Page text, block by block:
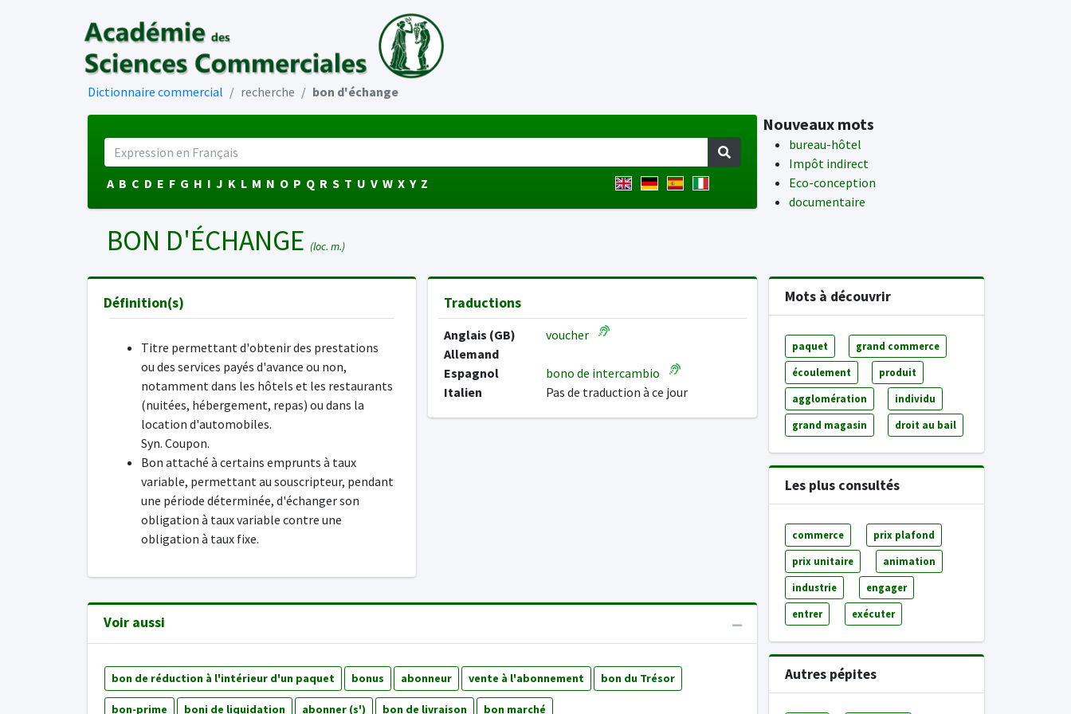
Dictionnaire commercial recherche bon d'échange
A B C D E F G H I J K L M N O P Q R S T U V W X Y Z
Nouveaux mots
bureau-hôtel
Impôt indirect
Eco-conception
documentaire
BON D'ÉCHANGE (loc. m.)
Définition(s)
Titre permettant d'obtenir des prestations
ou des services payés d'avance ou non,
notamment dans les hôtels et les restaurants
(nuitées, hébergement, repas) ou dans la
location d'automobiles.
Syn. Coupon.
Bon attaché à certains emprunts à taux
variable, permettant au souscripteur, pendant
une période déterminée, d'échanger son
obligation à taux variable contre une
obligation à taux fixe.
Traductions
Anglais (GB)
voucher
Allemand
Espagnol
bono de intercambio
Italien
Pas de traduction à ce jour
Voir aussi
bon de réduction à l'intérieur d'un paquet bonus abonneur vente à l'abonnement bon du Trésor
bon-prime boni de liquidation abonner (s') bon de livraison bon marché
Mots à découvrir
paquet grand commerce
écoulement produit
agglomération individu
grand magasin droit au bail
Les plus consultés
commerce prix plafond
prix unitaire animation
industrie engager
entrer exécuter
Autres pépites